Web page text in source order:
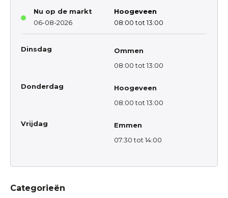
Nu op de markt
06-08-2026
Hoogeveen
08:00 tot 13:00
Dinsdag
Ommen
08:00 tot 13:00
Donderdag
Hoogeveen
08:00 tot 13:00
Vrijdag
Emmen
07:30 tot 14:00
Categorieën